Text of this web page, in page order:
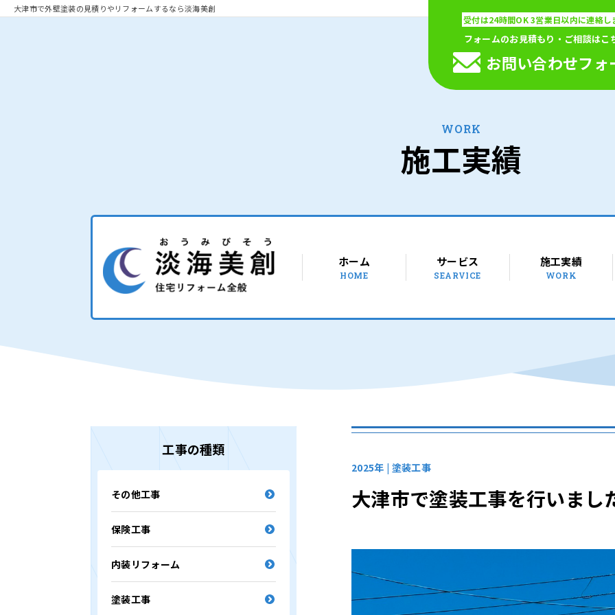
大津市で外壁塗装の見積りやリフォームするなら淡海美創
受付は24時間OK3営業日以内に連絡し
フォームのお見積もり・ご相談はこ
お問い合わせフォ
WORK
施工実績
ホーム
HOME
サービス
SEARVICE
施工実績
WORK
工事の種類
その他工事
保険工事
内装リフォーム
塗装工事
2025年 | 塗装工事
大津市で塗装工事を行いまし